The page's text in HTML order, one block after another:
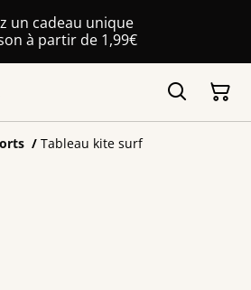
un cadeau unique
à partir de 1,99€
/ Tableau kite surf